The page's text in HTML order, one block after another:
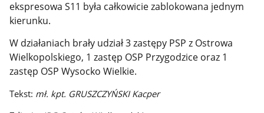
ekspresowa S11 była całkowicie zablokowana jednym
kierunku.
W działaniach brały udział 3 zastępy PSP z Ostrowa
Wielkopolskiego, 1 zastęp OSP Przygodzice oraz 1
zastęp OSP Wysocko Wielkie.
Tekst: mł. kpt. GRUSZCZYŃSKI Kacper